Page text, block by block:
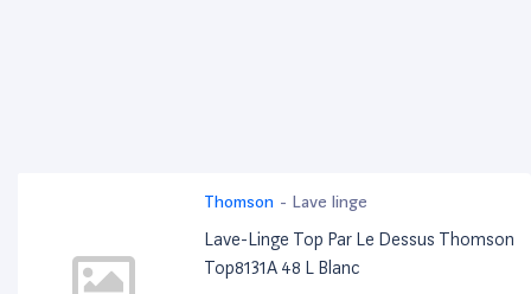
Thomson - Lave linge
Lave-Linge Top Par Le Dessus Thomson
Top8131A 48 L Blanc